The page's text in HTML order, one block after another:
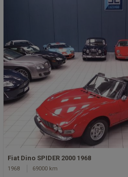
Fiat Dino SPIDER 2000 1968
1968 69000 km